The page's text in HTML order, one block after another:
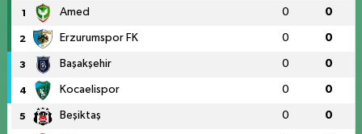
1 Amed 0 0
2 Erzurumspor FK 0 0
3 Başakşehir 0 0
4 Kocaelispor 0 0
5 Beşiktaş 0 0